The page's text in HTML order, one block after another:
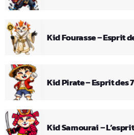
Kid Fourasse – Esprit
Kid Pirate – Esprit des
Kid Samourai –